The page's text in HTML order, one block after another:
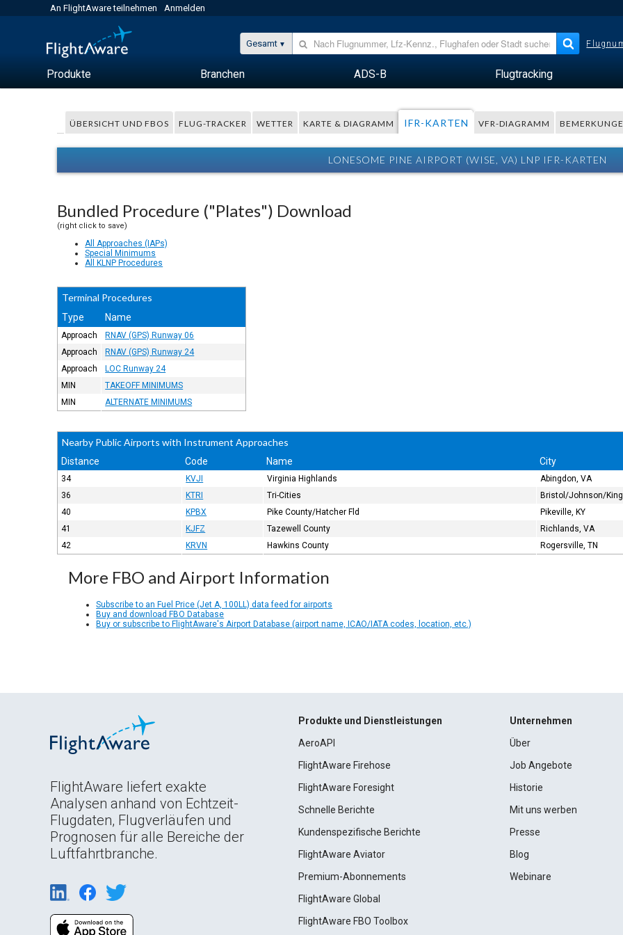
An FlightAware teilnehmen Anmelden
Gesamt
Produkte Branchen ADS-B Flugtracking
ÜBERSICHT UND FBOS FLUG-TRACKER WETTER KARTE & DIAGRAMM IFR-KARTEN VFR-DIAGRAMM
LONESOME PINE AIRPORT (WISE, VA) LNP IFR-KARTEN
Bundled Procedure ("Plates") Download
(right click to save)
All Approaches (IAPs)
Special Minimums
All KLNP Procedures
Terminal Procedures
Type Name
Approach
RNAV (GPS) Runway 06
Approach
RNAV (GPS) Runway 24
Approach
LOC Runway 24
MIN
TAKEOFF MINIMUMS
MIN
ALTERNATE MINIMUMS
Nearby Public Airports with Instrument Approaches
Distance Code Name City
34 KVJI Virginia Highlands
Abingdon, VA
36
KTRI Tri-Cities
Bristol/Johnson/
40
KPBX Pike County/Hatcher Fld
Pikeville, KY
41
KJFZ Tazewell County
Richlands, VA
42
KRVN Hawkins County Rogersville, TN
More FBO and Airport Information
Subscribe to an Fuel Price (Jet A, 100LL) data feed for airports
Buy and download FBO Database
Buy or subscribe to FlightAware's Airport Database (airport name, ICAO/IATA codes, location, etc.)
FlightAware liefert exakte
Analysen anhand von Echtzeit-
Flugdaten, Flugverläufen und
Prognosen für alle Bereiche der
Luftfahrtbranche.
Produkte und Dienstleistungen
AeroAPI
FlightAware Firehose
FlightAware Foresight
Schnelle Berichte
Kundenspezifische Berichte
FlightAware Aviator
Premium-Abonnements
FlightAware Global
FlightAware FBO Toolbox
Unternehmen
Über
Job Angebote
Historie
Mit uns werben
Presse
Blog
Webinare